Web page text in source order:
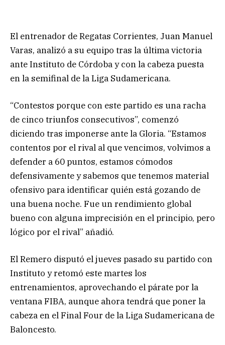
El entrenador de Regatas Corrientes, Juan Manuel
Varas, analizó a su equipo tras la última victoria
ante Instituto de Córdoba y con la cabeza puesta
en la semifinal de la Liga Sudamericana.
“Contestos porque con este partido es una racha
de cinco triunfos consecutivos”, comenzó
diciendo tras imponerse ante la Gloria. “Estamos
contentos por el rival al que vencimos, volvimos a
defender a 60 puntos, estamos cómodos
defensivamente y sabemos que tenemos material
ofensivo para identificar quién está gozando de
una buena noche. Fue un rendimiento global
bueno con alguna imprecisión en el principio, pero
lógico por el rival” añadió.
El Remero disputó el jueves pasado su partido con
Instituto y retomó este martes los
entrenamientos, aprovechando el párate por la
ventana FIBA, aunque ahora tendrá que poner la
cabeza en el Final Four de la Liga Sudamericana de
Baloncesto.